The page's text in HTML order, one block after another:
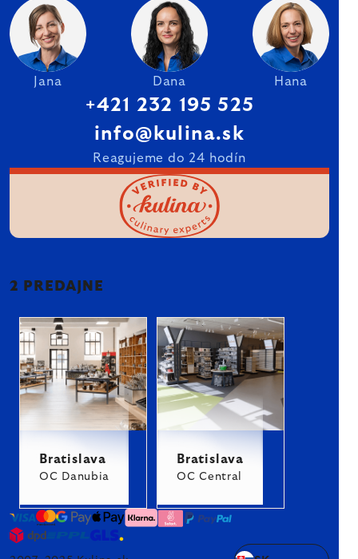
Jana Dana Hana
+421 232 195 525
info@kulina.sk
Reagujeme do 24 hodín
2 PREDAJNE
Bratislava
OC Danubia
Bratislava
OC Central